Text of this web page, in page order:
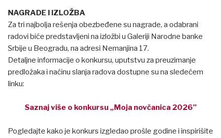
NAGRADE I IZLOŽBA
Za tri najbolja rešenja obezbeđene su nagrade, a odabrani
radovi biće predstavljeni na izložbi u Galeriji Narodne banke
Srbije u Beogradu, na adresi Nemanjina 17.
Detaljne informacije o konkursu, uputstvu za preuzimanje
predložaka i načinu slanja radova dostupne su na sledećem
linku:
Saznaj više o konkursu „Moja novčanica 2026”
Pogledajte kako je konkurs izgledao prošle godine i inspirišite